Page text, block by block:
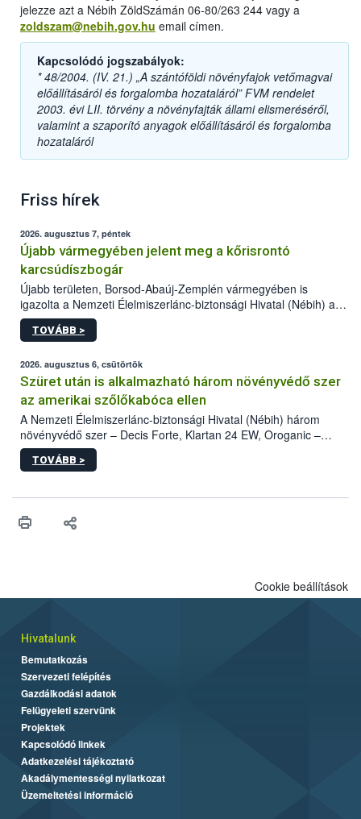
jelezze azt a Nébih ZöldSzámán 06-80/263 244 vagy a
zoldszam@nebih.gov.hu email címen.
Kapcsolódó jogszabályok:
* 48/2004. (IV. 21.) „A szántóföldi növényfajok vetőmagvai
előállításáról és forgalomba hozataláról” FVM rendelet
2003. évi LII. törvény a növényfajták állami elismeréséről,
valamint a szaporító anyagok előállításáról és forgalomba
hozataláról
Friss hírek
2026. augusztus 7, péntek
Újabb vármegyében jelent meg a kőrisrontó
karcsúdíszbogár
Újabb területen, Borsod-Abaúj-Zemplén vármegyében is
igazolta a Nemzeti Élelmiszerlánc-biztonsági Hivatal (Nébih) a
kőrisrontó karcsúdíszbogár (Agrilus planipennis) jelenlétét. A
kártevőt nem csak színcsapdában találták meg, de már fertőzött
az intenzív felderítést, emellett az intézkedéseket a szlovák
hatósággal is összehangolják a terjedés megállítása érdekében.
TOVÁBB >
2026. augusztus 6, csütörtök
Szüret után is alkalmazható három növényvédő szer
az amerikai szőlőkabóca ellen
A Nemzeti Élelmiszerlánc-biztonsági Hivatal (Nébih) három
növényvédő szer – Decis Forte, Klartan 24 EW, Oroganic –
engedélyokiratát módosította, így azok a szüretet követően,
egészen a vesszőérettség (BBCH 91) stádiumáig
érésű szőlőkben is legyen lehetőség a károsító elleni további
felhasználók számára is elérhető és ökológiai termesztésben is
TOVÁBB >
Cookie beállítások
Hivatalunk
Bemutatkozás
Szervezeti felépítés
Gazdálkodási adatok
Felügyeleti szervünk
Projektek
Kapcsolódó linkek
Adatkezelési tájékoztató
Akadálymentességi nyilatkozat
Üzemeltetési információ